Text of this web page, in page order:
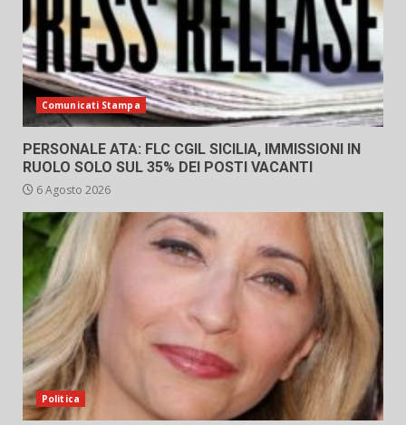
Comunicati Stampa
PERSONALE ATA: FLC CGIL SICILIA, IMMISSIONI IN
RUOLO SOLO SUL 35% DEI POSTI VACANTI
6 Agosto 2026
Politica